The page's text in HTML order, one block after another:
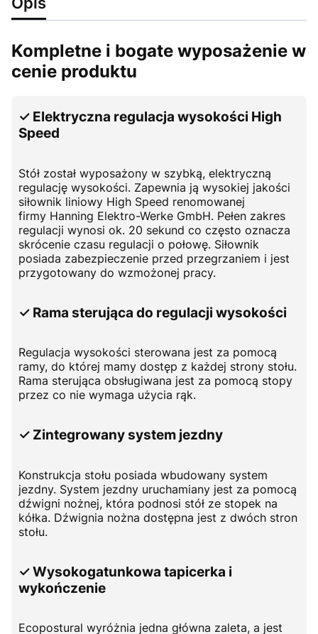
Kompletne i bogate wyposażenie w
cenie produktu
✓ Elektryczna regulacja wysokości High
Speed
Stół został wyposażony w szybką, elektryczną
regulację wysokości. Zapewnia ją wysokiej jakości
siłownik liniowy High Speed renomowanej
firmy Hanning Elektro-Werke GmbH. Pełen zakres
regulacji wynosi ok. 20 sekund co często oznacza
skrócenie czasu regulacji o połowę. Siłownik
posiada zabezpieczenie przed przegrzaniem i jest
przygotowany do wzmożonej pracy.
✓ Rama sterująca do regulacji wysokości
Regulacja wysokości sterowana jest za pomocą
ramy, do której mamy dostęp z każdej strony stołu.
Rama sterująca obsługiwana jest za pomocą stopy
przez co nie wymaga użycia rąk.
✓ Zintegrowany system jezdny
Konstrukcja stołu posiada wbudowany system
jezdny. System jezdny uruchamiany jest za pomocą
dźwigni nożnej, która podnosi stół ze stopek na
kółka. Dźwignia nożna dostępna jest z dwóch stron
stołu.
✓ Wysokogatunkowa tapicerka i
wykończenie
Ecopostural wyróżnia jedna główna zaleta, a jest